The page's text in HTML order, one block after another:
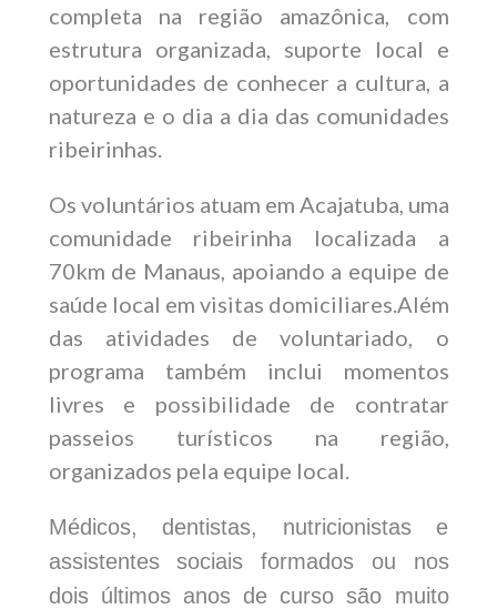
completa na região amazônica, com
estrutura organizada, suporte local e
oportunidades de conhecer a cultura, a
natureza e o dia a dia das comunidades
ribeirinhas.
Os voluntários atuam em Acajatuba, uma
comunidade ribeirinha localizada a
70km de Manaus, apoiando a equipe de
saúde local em visitas domiciliares.Além
das atividades de voluntariado, o
programa também inclui momentos
livres e possibilidade de contratar
passeios turísticos na região,
organizados pela equipe local.
Médicos, dentistas, nutricionistas e
assistentes sociais formados ou nos
dois últimos anos de curso são muito